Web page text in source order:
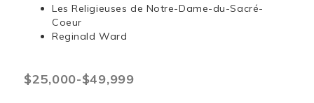
Les Religieuses de Notre-Dame-du-Sacré-
Coeur
Reginald Ward
$25,000-$49,999